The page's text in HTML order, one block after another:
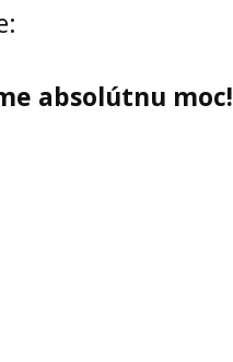
absolútnu moc!